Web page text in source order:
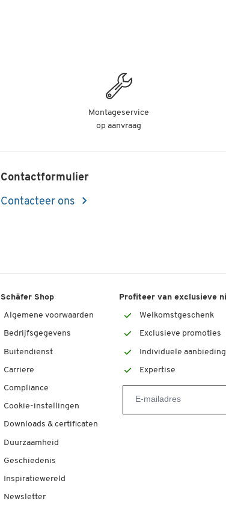
Verrijdbaar
Vouwbaar
Afmetingen
Breedte (mm) 1040
Inw. hoogte (mm) 510
930
Uitw. hoogte (mm) 580
Montageservice
op aanvraag
Contactformulier
Contacteer ons
Schäfer Shop
Algemene voorwaarden
Bedrijfsgegevens
Buitendienst
Carriere
Compliance
Cookie-instellingen
Downloads & certificaten
Duurzaamheid
Geschiedenis
Inspiratiewereld
Newsletter
Profiteer van exclusieve
Welkomstgeschenk
Exclusieve promoties
Individuele
Expertise